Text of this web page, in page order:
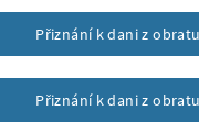
Přiznání k dani z
Přiznání k dani z